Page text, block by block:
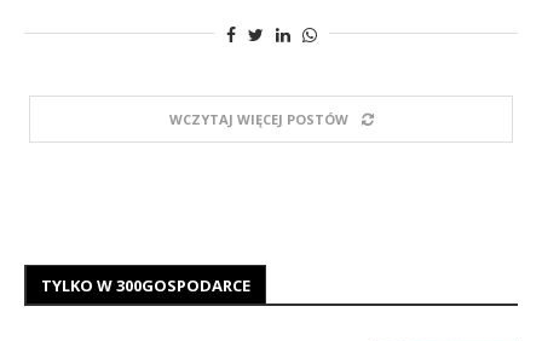
WCZYTAJ WIĘCEJ POSTÓW
TYLKO W 300GOSPODARCE